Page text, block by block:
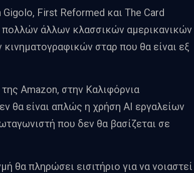
First Reformed και The Card
πολλών άλλων κλασσικών αμερικανικών
σταρ που θα είναι εξ
της Amazon, στην Καλιφόρνια
θα είναι απλώς η χρήση AI εργαλείων
που δεν θα βασίζεται σε
θα πληρώσει εισιτήριο για να νοιαστεί